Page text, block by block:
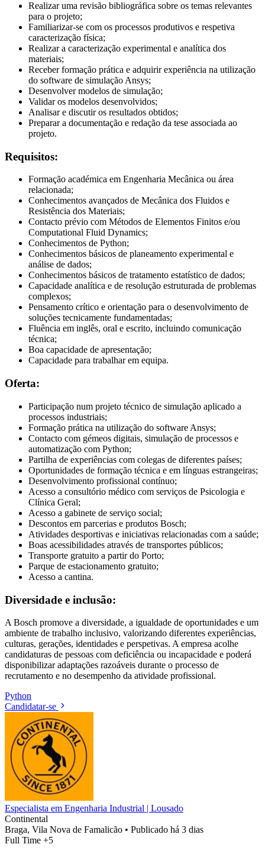
Realizar uma revisão bibliográfica sobre os temas relevantes
para o projeto;
Familiarizar-se com os processos produtivos e respetiva
caracterização física;
Realizar a caracterização experimental e analítica dos
materiais;
Receber formação prática e adquirir experiência na utilização
do software de simulação Ansys;
Desenvolver modelos de simulação;
Validar os modelos desenvolvidos;
Analisar e discutir os resultados obtidos;
Preparar a documentação e redação da tese associada ao
projeto.
Requisitos:
Formação académica em Engenharia Mecânica ou área
relacionada;
Conhecimentos avançados de Mecânica dos Fluidos e
Resistência dos Materiais;
Contacto prévio com Métodos de Elementos Finitos e/ou
Computational Fluid Dynamics;
Conhecimentos de Python;
Conhecimentos básicos de planeamento experimental e
análise de dados;
Conhecimentos básicos de tratamento estatístico de dados;
Capacidade analítica e de resolução estruturada de problemas
complexos;
Pensamento crítico e orientação para o desenvolvimento de
soluções tecnicamente fundamentadas;
Fluência em inglês, oral e escrito, incluindo comunicação
técnica;
Boa capacidade de apresentação;
Capacidade para trabalhar em equipa.
Oferta:
Participação num projeto técnico de simulação aplicado a
processos industriais;
Formação prática na utilização do software Ansys;
Contacto com gémeos digitais, simulação de processos e
automatização com Python;
Partilha de experiências com colegas de diferentes países;
Oportunidades de formação técnica e em línguas estrangeiras;
Desenvolvimento profissional contínuo;
Acesso a consultório médico com serviços de Psicologia e
Clínica Geral;
Acesso a gabinete de serviço social;
Descontos em parcerias e produtos Bosch;
Atividades desportivas e iniciativas relacionadas com a saúde;
Boas acessibilidades através de transportes públicos;
Transporte gratuito a partir do Porto;
Parque de estacionamento gratuito;
Acesso a cantina.
Diversidade e inclusão:
A Bosch promove a diversidade, a igualdade de oportunidades e um
ambiente de trabalho inclusivo, valorizando diferentes experiências,
culturas, gerações, identidades e perspetivas. A empresa acolhe
candidaturas de pessoas com deficiência ou incapacidade e poderá
disponibilizar adaptações razoáveis durante o processo de
recrutamento e no desempenho da atividade profissional.
Python
Candidatar-se
Especialista em Engenharia Industrial | Lousado
Continental
Braga, Vila Nova de Famalicão • Publicado há 3 dias
Full Time +5